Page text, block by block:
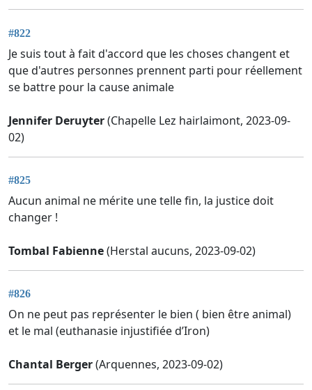
#822
Je suis tout à fait d'accord que les choses changent et
que d'autres personnes prennent parti pour réellement
se battre pour la cause animale
Jennifer Deruyter(Chapelle Lez hairlaimont, 2023-09-
02)
#825
Aucun animal ne mérite une telle fin, la justice doit
changer !
Tombal Fabienne(Herstal aucuns, 2023-09-02)
#826
On ne peut pas représenter le bien ( bien être animal)
et le mal (euthanasie injustifiée d’Iron)
Chantal Berger(Arquennes, 2023-09-02)